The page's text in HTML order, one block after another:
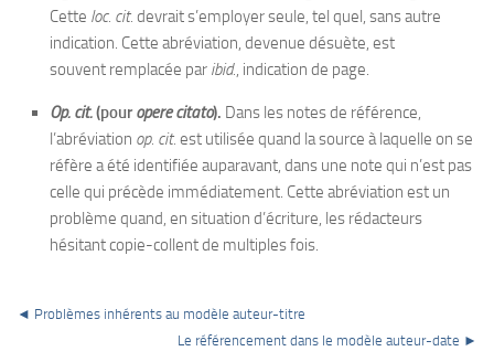
Cette loc. cit. devrait s’employer seule, tel quel, sans autre
indication. Cette abréviation, devenue désuète, est
souvent remplacée par ibid., indication de page.
Op. cit.(pouropere citato). Dans les notes de référence,
l’abréviation op. cit. est utilisée quand la source à laquelle on se
réfère a été identifiée auparavant, dans une note qui n’est pas
celle qui précède immédiatement. Cette abréviation est un
problème quand, en situation d’écriture, les rédacteurs
hésitant copie-collent de multiples fois.
◄ Problèmes inhérents au modèle auteur-titre
Le référencement dans le modèle auteur-date ►